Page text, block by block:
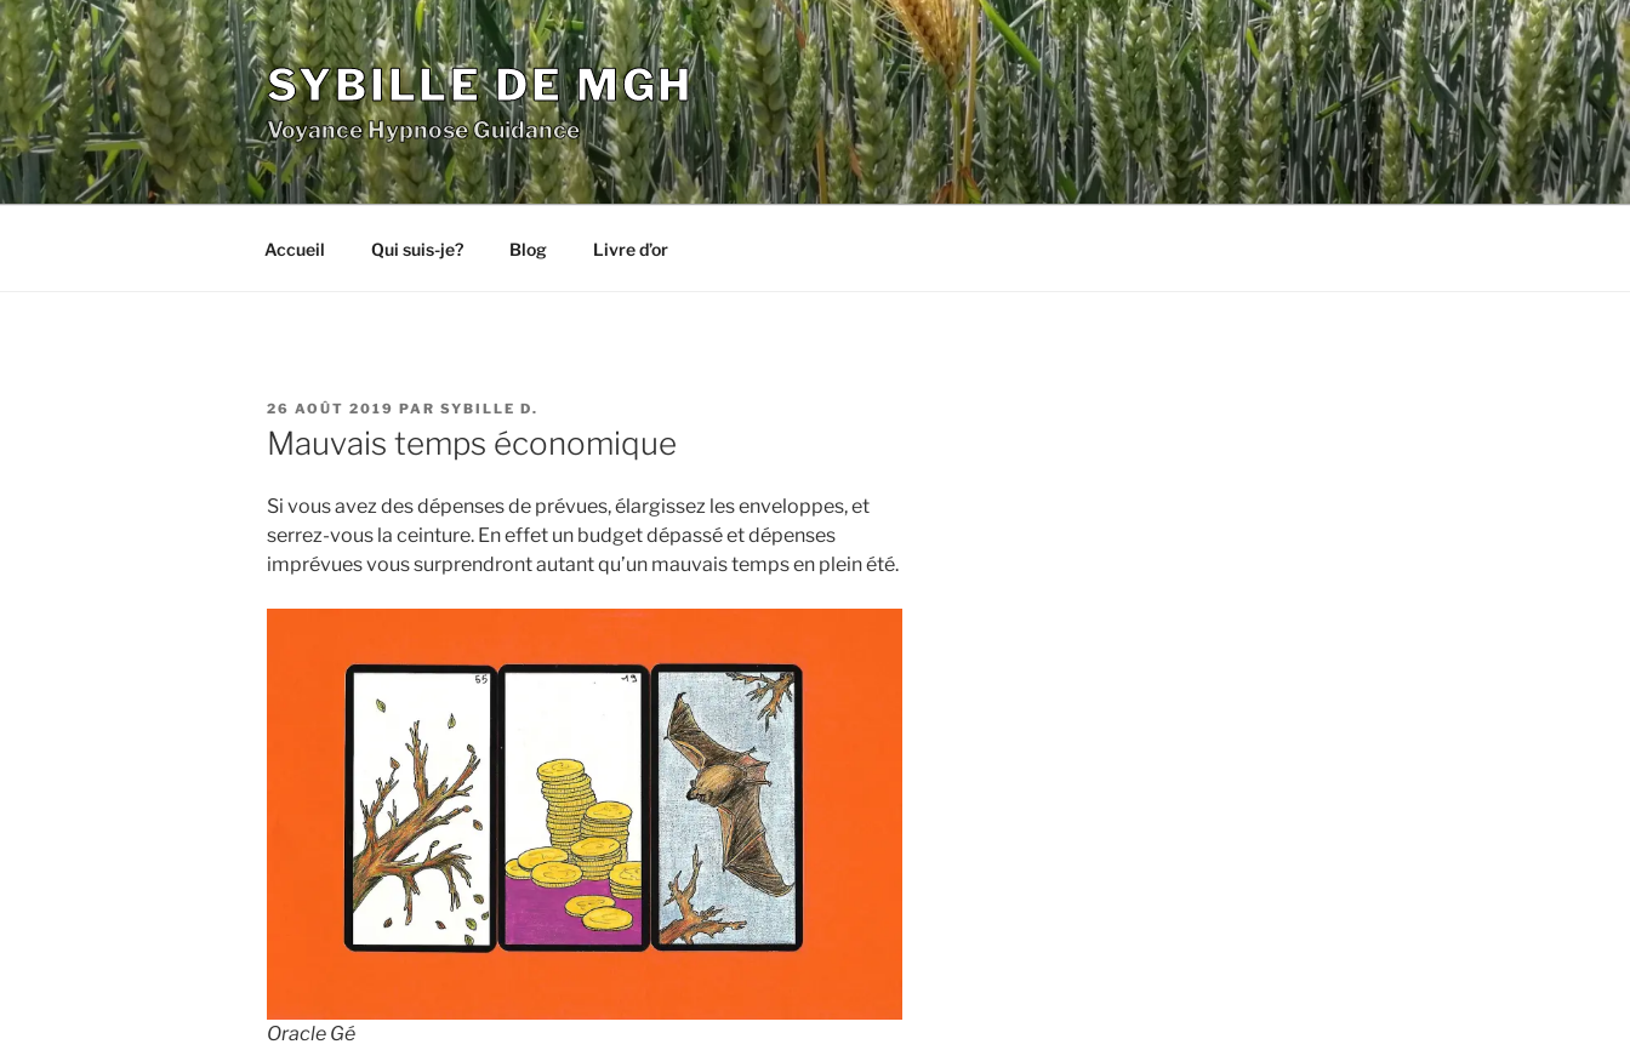
Aller
au
contenu
principal
SYBILLE DE MGH
Voyance Hypnose Guidance
Accueil Qui suis-je? Blog Livre d’or
PUBLIÉ
LE
26 AOÛT 2019 PAR SYBILLE D.
Mauvais temps économique
Si vous avez des dépenses de prévues, élargissez les enveloppes, et
serrez-vous la ceinture. En effet un budget dépassé et dépenses
imprévues vous surprendront autant qu’un mauvais temps en plein été.
Oracle Gé